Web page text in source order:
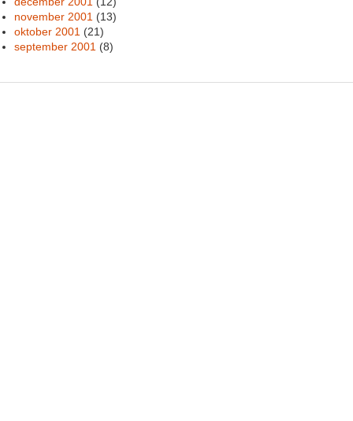
november 2001 (13)
oktober 2001 (21)
september 2001 (8)